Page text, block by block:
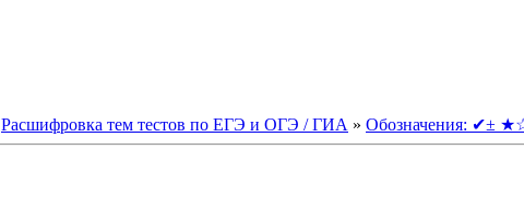
Расшифровка тем тестов по ЕГЭ и ОГЭ / ГИА » Обозначения: ✔±